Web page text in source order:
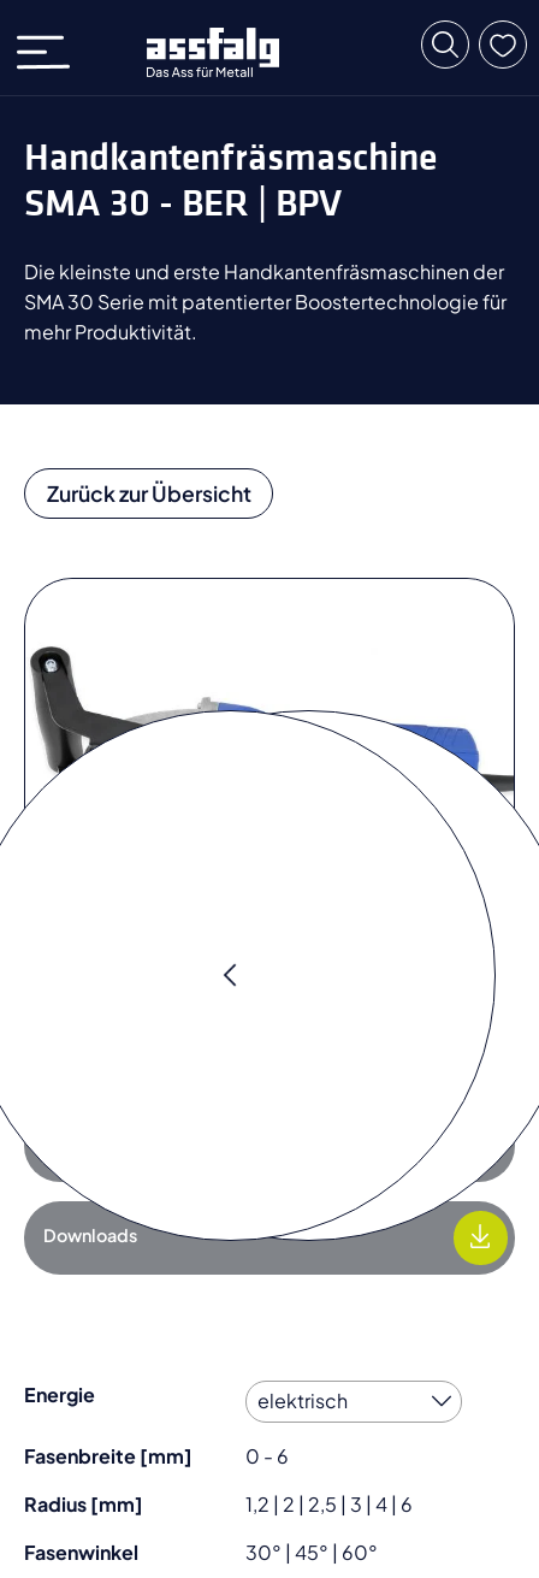
Handkantenfräsmaschine
SMA 30 - BER | BPV
Die kleinste und erste Handkantenfräsmaschinen der
SMA 30 Serie mit patentierter Boostertechnologie für
mehr Produktivität.
Zurück zur Übersicht
Downloads
Energie
Fasenbreite [mm]
0 - 6
Radius [mm]
1,2 | 2 | 2,5 | 3 | 4 | 6
Fasenwinkel
30° | 45° | 60°